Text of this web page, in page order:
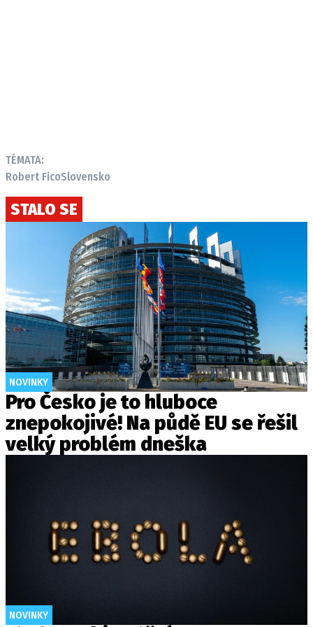
TÉMATA:
Robert FicoSlovensko
STALO SE
NOVINKY
Pro Česko je to hluboce
znepokojivé! Na půdě EU se řešil
velký problém dneška
NOVINKY